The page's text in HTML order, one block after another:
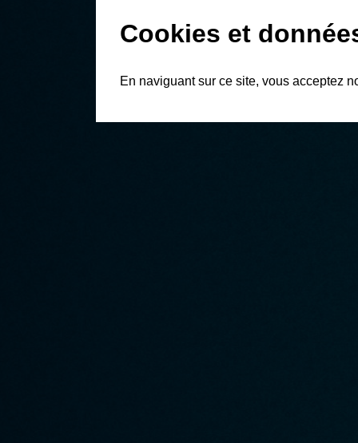
Cookies et
En naviguant sur ce site, vous acceptez